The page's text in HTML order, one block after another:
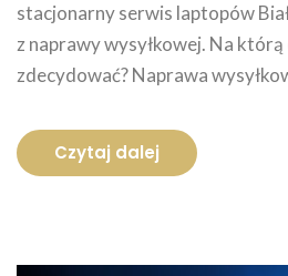
stacjonarny serwis laptopów
z naprawy wysyłkowej. Na
zdecydować? Naprawa
Czytaj dalej